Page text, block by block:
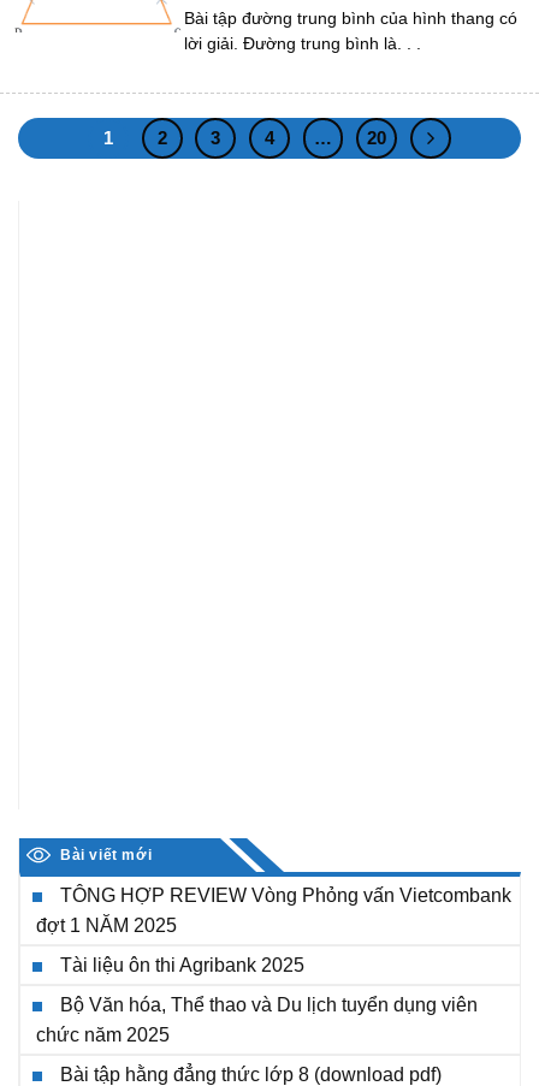
Bài tập đường trung bình của hình thang có
lời giải. Đường trung bình là. . .
1 2 3 4 … 20
Bài viết mới
TÔNG HỢP REVIEW Vòng Phỏng vấn Vietcombank
đợt 1 NĂM 2025
Tài liệu ôn thi Agribank 2025
Bộ Văn hóa, Thể thao và Du lịch tuyển dụng viên
chức năm 2025
Bài tập hằng đẳng thức lớp 8 (download pdf)